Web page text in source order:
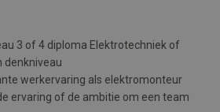
kent elkaar bij naam en je krijgt de
over oplossingen en verbeteringen.
3 of 4 diploma Elektrotechniek of
denkniveau
werkervaring als elektromonteur
ervaring of de ambitie om een team